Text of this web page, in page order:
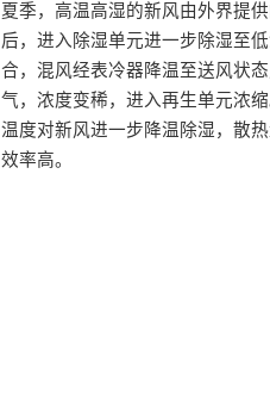
夏季，高温高湿的新风由外界提
后，进入除湿单元进一步除湿至
合，混风经表冷器降温至送风状
气，浓度变稀，进入再生单元浓
温度对新风进一步降温除湿，散
效率高。